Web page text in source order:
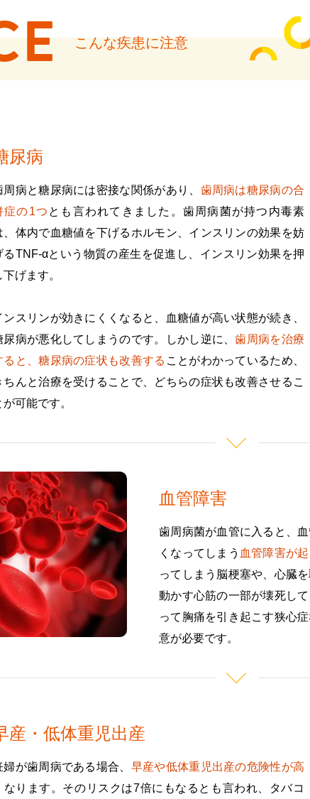
こんな疾患に注意
尿病
周病と糖尿病には密接な関係があり、 歯周病は糖尿病の合
症の1つ とも言われてきました。歯周病菌が持つ内毒素
、体内で血糖値を下げるホルモン、インスリンの効果を妨
るTNF-αという物質の産生を促進し、インスリン効果を押
下げます。
ンスリンが効きにくくなると、血糖値が高い状態が続き、
尿病が悪化してしまうのです。しかし逆に、歯周病を治療
ると、糖尿病の症状も改善する ことがわかっているため、
ちんと治療を受けることで、どちらの症状も改善させるこ
が可能です。
血管障害
歯周病菌が血管に入ると、
くなってしまう 血管障害が
ってしまう脳梗塞や、心臓
動かす心筋の一部が壊死し
って胸痛を引き起こす狭心
意が必要です。
産・低体重児出産
婦が歯周病である場合、 早産や低体重児出産の危険性が高
なります。そのリスクは7倍にもなるとも言われ、タバコ